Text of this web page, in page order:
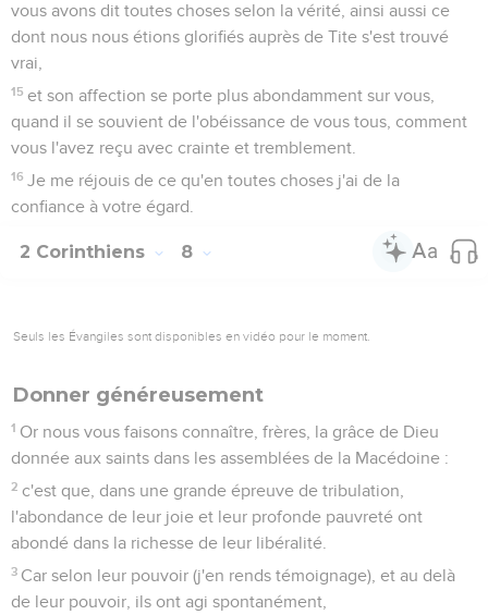
vous avons dit toutes choses selon la vérité, ainsi aussi ce
dont nous nous étions glorifiés auprès de Tite s'est trouvé
vrai,
15 et son affection se porte plus abondamment sur vous,
quand il se souvient de l'obéissance de vous tous, comment
vous l'avez reçu avec crainte et tremblement.
16 Je me réjouis de ce qu'en toutes choses j'ai de la
confiance à votre égard.
2 Corinthiens 8
Seuls les Évangiles sont disponibles en vidéo pour le moment.
Donner généreusement
1 Or nous vous faisons connaître, frères, la grâce de Dieu
donnée aux saints dans les assemblées de la Macédoine :
2 c'est que, dans une grande épreuve de tribulation,
l'abondance de leur joie et leur profonde pauvreté ont
abondé dans la richesse de leur libéralité.
3 Car selon leur pouvoir (j'en rends témoignage), et au delà
de leur pouvoir, ils ont agi spontanément,